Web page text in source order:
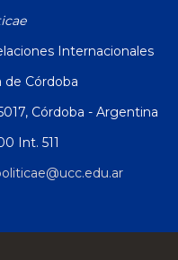
Internacionales
de Córdoba
Córdoba - Argentina
Int. 511